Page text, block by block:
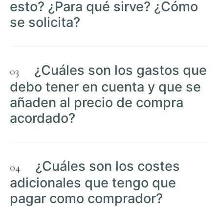
esto? ¿Para qué sirve? ¿Cómo
se solicita?
¿Cuáles son los gastos que
debo tener en cuenta y que se
añaden al precio de compra
acordado?
¿Cuáles son los costes
adicionales que tengo que
pagar como comprador?